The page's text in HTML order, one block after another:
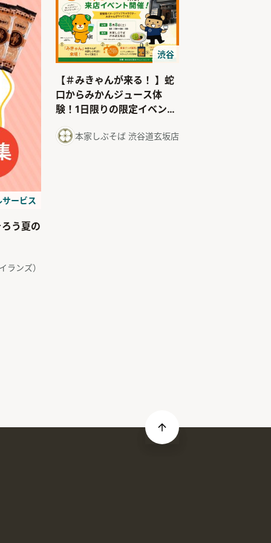
ービス
う夏の
ランズ）
渋谷
【＃みきゃんが来る！ 】蛇
口からみかんジュース体
験！1日限りの限定イベント
令和８年８月８日（土）開
催
本家しぶそば 渋谷道玄坂店